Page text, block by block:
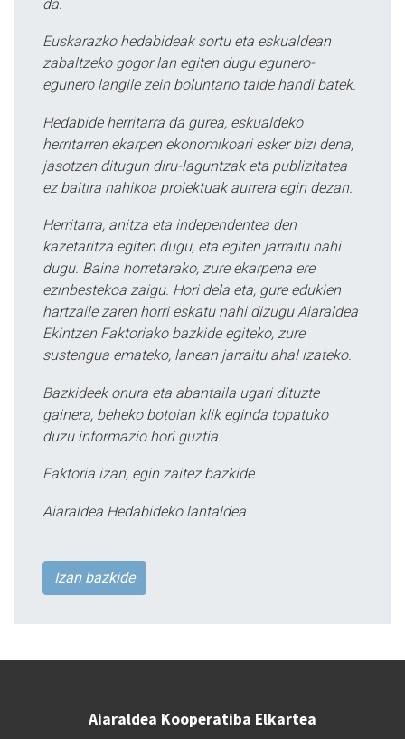
da.
Euskarazko hedabideak sortu eta eskualdean
zabaltzeko gogor lan egiten dugu egunero-
egunero langile zein boluntario talde handi batek.
Hedabide herritarra da gurea, eskualdeko
herritarren ekarpen ekonomikoari esker bizi dena,
jasotzen ditugun diru-laguntzak eta publizitatea
ez baitira nahikoa proiektuak aurrera egin dezan.
Herritarra, anitza eta independentea den
kazetaritza egiten dugu, eta egiten jarraitu nahi
dugu. Baina horretarako, zure ekarpena ere
ezinbestekoa zaigu. Hori dela eta, gure edukien
hartzaile zaren horri eskatu nahi dizugu Aiaraldea
Ekintzen Faktoriako bazkide egiteko, zure
sustengua emateko, lanean jarraitu ahal izateko.
Bazkideek onura eta abantaila ugari dituzte
gainera, beheko botoian klik eginda topatuko
duzu informazio hori guztia.
Faktoria izan, egin zaitez bazkide.
Aiaraldea Hedabideko lantaldea.
Izan bazkide
Aiaraldea Kooperatiba Elkartea